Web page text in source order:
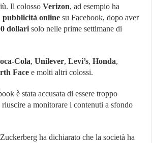
Il colossoVerizon, ad esempio ha
pubblicità online su Facebook, dopo aver
dollari solo nelle prime settimane di
Cola,Unilever,Levi’s,Honda,
Face e molti altri colossi.
è stata accusata di essere troppo
a monitorare i contenuti a sfondo
ha dichiarato che la società ha